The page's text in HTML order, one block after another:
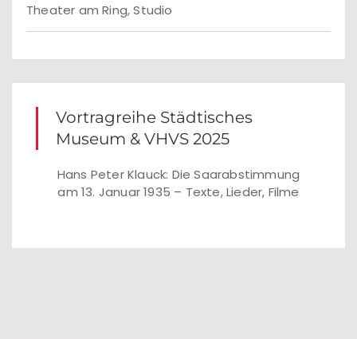
Theater am Ring, Studio
Vortragreihe Städtisches
Museum & VHVS 2025
Hans Peter Klauck: Die Saarabstimmung
am 13. Januar 1935 – Texte, Lieder, Filme